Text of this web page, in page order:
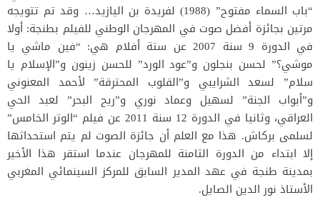
“باب السماء مفتوح” (1988) لفريدة بن اليازيد… وقد تم تتويجه
مرتين بجائزة أفضل صوت في المهرجان الوطني للفيلم بطنجة: أولا
في الدورة 9 سنة 2007 عن ستة أفلام هي: “فين ماشي يا
موشي؟” لحسن بنجلون و”عود الورد” للحسن زينون و”الإسلام يا
سلام” لسعد الشرايبي و”القلوب المحترقة” لأحمد المعنوني
و”أبواب الجنة” لسهيل وعماد نوري و”ريح البحر” لعبد الحي
العراقي، وثانيا في الدورة 12 سنة 2011 عن فيلم “الوتر الخامس”
لسلمى بركاش. هذا مع العلم أن جائزة الصوت لم يتم استحداثها
إلا ابتداء من الدورة الثامنة للمهرجان عندما استقر هذا الأخير
بمدينة طنجة في عهد المدير السابق للمركز السينمائي المغربي
الأستاذ نور الدين الصايل.